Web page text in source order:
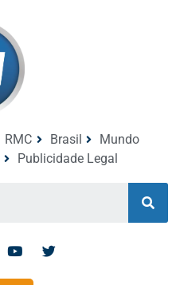
RMC Brasil
Mundo
Publicidade Legal